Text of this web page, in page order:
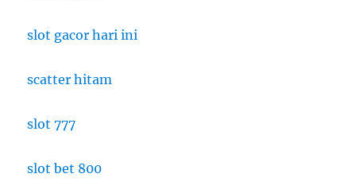
slot gacor hari ini
scatter hitam
slot 777
slot bet 800